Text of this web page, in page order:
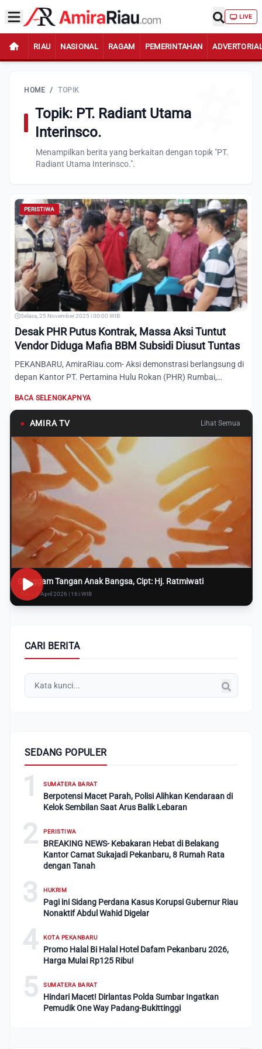
LIVE
RIAU NASIONAL RAGAM PEMERINTAHAN
HOME / TOPIK
Topik: PT. Radiant Utama
Interinsco.
Menampilkan berita yang berkaitan dengan topik "PT.
Radiant Utama Interinsco.".
PERISTIWA
Selasa, 25 November 2025 | 00:00 WIB
Desak PHR Putus Kontrak, Massa Aksi Tuntut
Vendor Diduga Mafia BBM Subsidi Diusut Tuntas
PEKANBARU, AmiraRiau.com- Aksi demonstrasi berlangsung di
depan Kantor PT. Pertamina Hulu Rokan (PHR) Rumbai,
BACA SELENGKAPNYA
● AMIRA TV Lihat Semua
Genggam Tangan Anak Bangsa, Cipt: Hj. Ratmiwati
Rabu, 8 April 2026 | 16:i WIB
CARI BERITA
SEDANG POPULER
1 SUMATERA BARAT
Berpotensi Macet Parah, Polisi Alihkan Kendaraan di
Kelok Sembilan Saat Arus Balik Lebaran
2 PERISTIWA
BREAKING NEWS- Kebakaran Hebat di Belakang
Kantor Camat Sukajadi Pekanbaru, 8 Rumah Rata
dengan Tanah
3 HUKRIM
Pagi ini Sidang Perdana Kasus Korupsi Gubernur Riau
Nonaktif Abdul Wahid Digelar
4 KOTA PEKANBARU
Promo Halal Bi Halal Hotel Dafam Pekanbaru 2026,
Harga Mulai Rp125 Ribu!
5 SUMATERA BARAT
Hindari Macet! Dirlantas Polda Sumbar Ingatkan
Pemudik One Way Padang-Bukittinggi